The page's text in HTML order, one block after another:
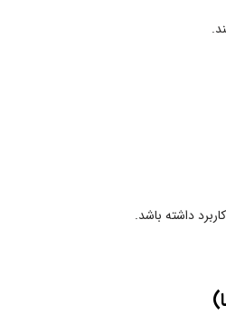
کاربرد داشته باشد.